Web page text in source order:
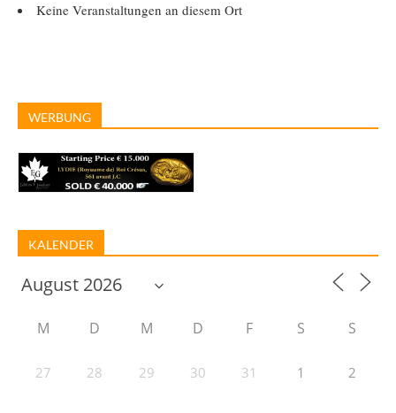
Keine Veranstaltungen an diesem Ort
WERBUNG
KALENDER
M D M D F S S
27 28 29 30 31 1 2